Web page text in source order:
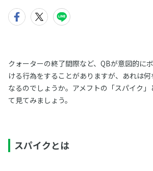
クォーターの終了間際など、QBが意図的に
ける行為をすることがありますが、あれは
なるのでしょうか。アメフトの「スパイク
て見てみましょう。
スパイクとは